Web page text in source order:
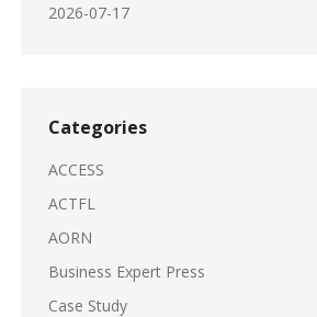
2026-07-17
Categories
ACCESS
ACTFL
AORN
Business Expert Press
Case Study